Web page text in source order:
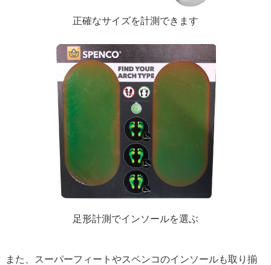
正確なサイズを計測できます
足形計測でインソールを選ぶ
また、スーパーフィートやスペンコのインソールも取り揃